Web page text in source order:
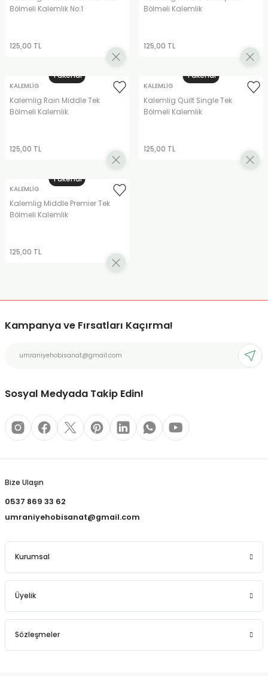
Bölmeli Kalemlik No:1
125,00 TL
Bölmeli Kalemlik
125,00 TL
Tükendi
KALEMLİG
Kalemlig Rain Middle Tek
Bölmeli Kalemlik
125,00 TL
Tükendi
KALEMLİG
Kalemlig Quilt Single Tek
Bölmeli Kalemlik
125,00 TL
Tükendi
KALEMLİG
Kalemlig Middle Premier Tek
Bölmeli Kalemlik
125,00 TL
Kampanya ve Fırsatları Kaçırma!
Sosyal Medyada Takip Edin!
Bize Ulaşın
0537 869 33 62
umraniyehobisanat@gmail.com
Kurumsal
Üyelik
Sözleşmeler